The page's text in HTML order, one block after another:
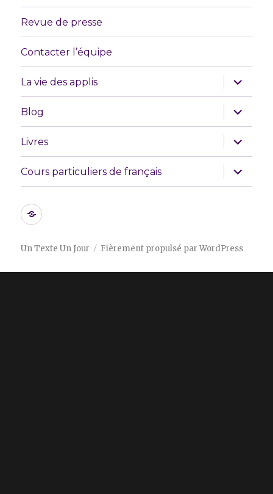
Revue de presse
Contacter l’équipe
La vie des applis
ouvrir
le
sous-
menu
Blog
ouvrir
le
sous-
menu
Livres
ouvrir
le
sous-
menu
Cours particuliers de français
ouvrir
le
sous-
Les
que
Un Texte Un Jour Fièrement propulsé par WordPress